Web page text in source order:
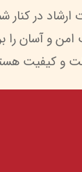
و کیفیت